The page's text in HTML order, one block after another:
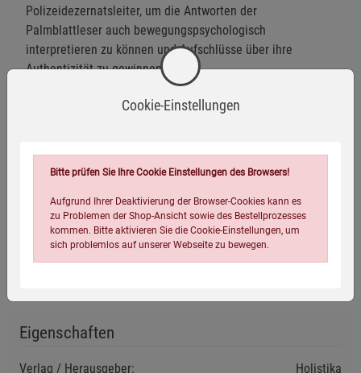
Polizeidezernatsleiter, um die Antworten der
Palmblattleser auch bewegungspsychologisch
interpretieren zu können und Aufschlüsse über ihre
Authentizität zu gewinnen.
Dieses Buch gibt die Erlebnisse dieser Reisen wieder und
beschäftigt sich unter Einbeziehung moderner
Vorhersagen kommen konnten. Die daraus abgeleiteten
bieten, Ihr Schicksal positiver und vor allem
selbstbestimmter zu gestalten. Doch schon heute können
Sie sich die Frage stellen, ob es Vorbestimmung oder
Zufall ist, dass Sie dieses Buch in Ihren Händen halten .
Eigenschaften
Verlag / Herausgeber:
Holistika
Cookie-Einstellungen
Bitte prüfen Sie Ihre Cookie Einstellungen des Browsers!
Aufgrund Ihrer Deaktivierung der Browser-Cookies kann es
zu Problemen der Shop-Ansicht sowie des Bestellprozesses
kommen. Bitte aktivieren Sie die Cookie-Einstellungen, um
sich problemlos auf unserer Webseite zu bewegen.